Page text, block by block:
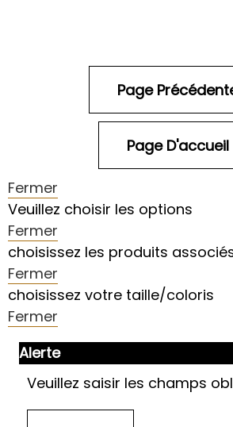
Fermer
Veuillez choisir les options
Fermer
choisissez les produits
Fermer
choisissez votre taille/coloris
Fermer
Alerte
Veuillez saisir les champs